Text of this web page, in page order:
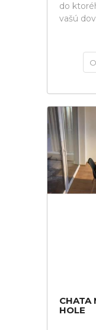
do
vašú
CHATA
HOLE